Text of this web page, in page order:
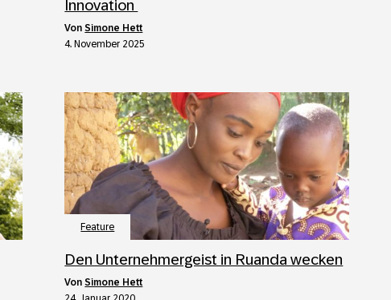
Innovation
vonSimone Hett
4. November 2025
Feature
Den Unternehmergeist in Ruanda wecken
vonSimone Hett